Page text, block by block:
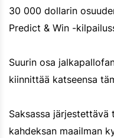
30 000 dollarin
Predict & Win -
Suurin osa
kiinnittää katseensa
Saksassa järjestettävä
kahdeksan maailman